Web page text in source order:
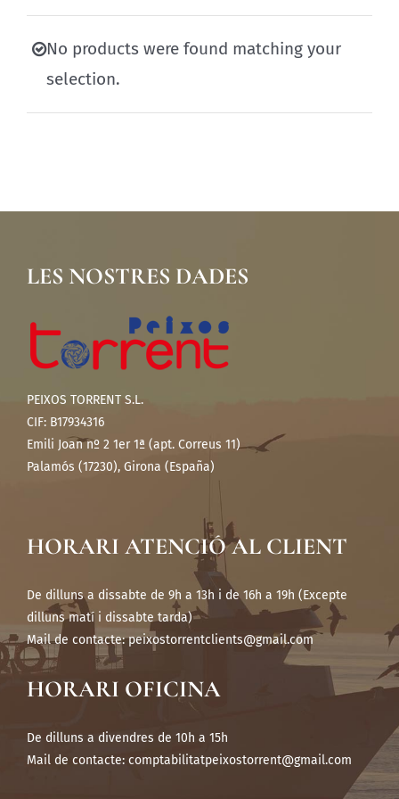
No products were found matching your
selection.
LES NOSTRES DADES
PEIXOS TORRENT S.L.
CIF: B17934316
Emili Joan nº 2 1er 1ª (apt. Correus 11)
Palamós (17230), Girona (España)
HORARI ATENCIÓ AL CLIENT
De dilluns a dissabte de 9h a 13h i de 16h a 19h (Excepte
dilluns matí i dissabte tarda)
Mail de contacte:peixostorrentclients@gmail.com
HORARI OFICINA
De dilluns a divendres de 10h a 15h
Mail de contacte: comptabilitatpeixostorrent@gmail.com